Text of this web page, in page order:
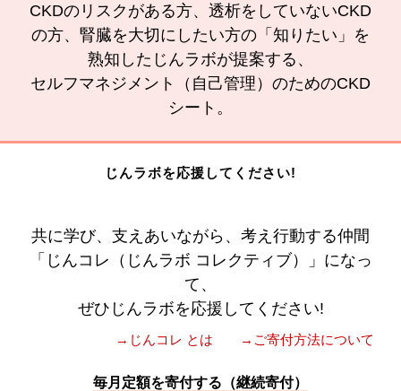
CKDのリスクがある方、透析をしていないCKD
の方、腎臓を大切にしたい方の「知りたい」を
熟知したじんラボが提案する、
セルフマネジメント（自己管理）のためのCKD
シート。
じんラボを応援してください!
共に学び、支えあいながら、考え行動する仲間
「じんコレ（じんラボ コレクティブ）」になっ
て、
ぜひじんラボを応援してください!
→じんコレ とは →ご寄付方法について
毎月定額を寄付する（継続寄付）